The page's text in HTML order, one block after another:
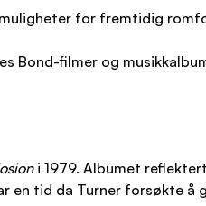
for fremtidig
filmer og
i 1979. Albumet
tid da Turner forsøkte